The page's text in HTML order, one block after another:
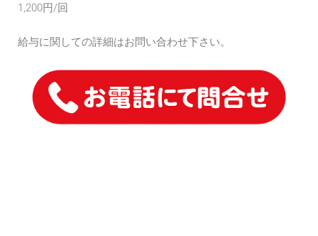
1,200円/回
給与に関しての詳細はお問い合わせ下さい。